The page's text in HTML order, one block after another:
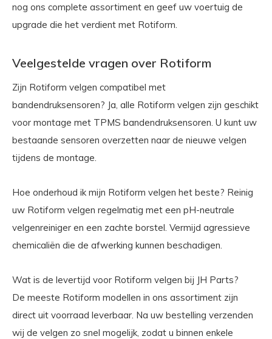
nog ons complete assortiment en geef uw voertuig de
upgrade die het verdient met Rotiform.
Veelgestelde vragen over Rotiform
Zijn Rotiform velgen compatibel met
bandendruksensoren? Ja, alle Rotiform velgen zijn geschikt
voor montage met TPMS bandendruksensoren. U kunt uw
bestaande sensoren overzetten naar de nieuwe velgen
tijdens de montage.
Hoe onderhoud ik mijn Rotiform velgen het beste? Reinig
uw Rotiform velgen regelmatig met een pH-neutrale
velgenreiniger en een zachte borstel. Vermijd agressieve
chemicaliën die de afwerking kunnen beschadigen.
Wat is de levertijd voor Rotiform velgen bij JH Parts?
De meeste Rotiform modellen in ons assortiment zijn
direct uit voorraad leverbaar. Na uw bestelling verzenden
wij de velgen zo snel mogelijk, zodat u binnen enkele